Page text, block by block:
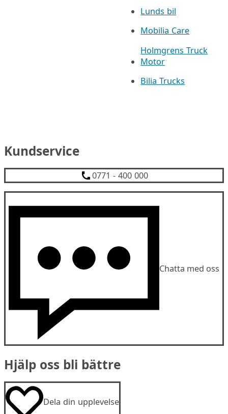
Lunds bil
Mobilia Care
Holmgrens Truck
Motor
Bilia Trucks
Kundservice
0771 - 400 000
Chatta med oss
Hjälp oss bli bättre
Dela din upplevelse